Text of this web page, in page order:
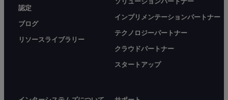
認定
ブログ
リソースライブラリー
インプリメンテーションパートナー
テクノロジーパートナー
クラウドパートナー
スタートアップ